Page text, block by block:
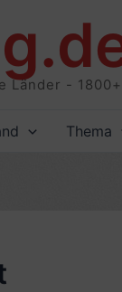
Länder -
Thema